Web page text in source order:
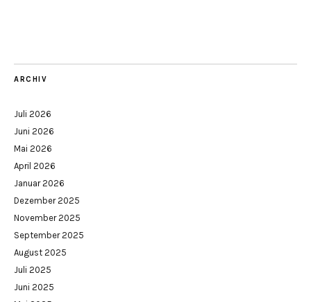
ARCHIV
Juli 2026
Juni 2026
Mai 2026
April 2026
Januar 2026
Dezember 2025
November 2025
September 2025
August 2025
Juli 2025
Juni 2025